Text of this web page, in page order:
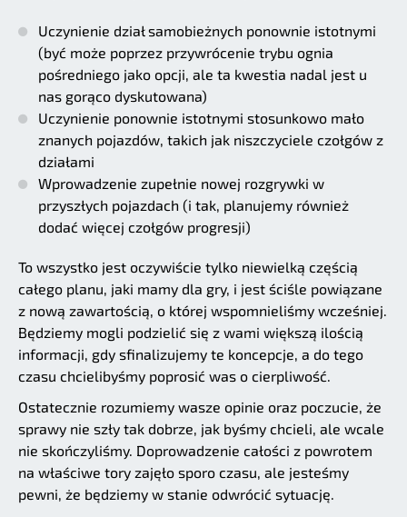
Uczynienie dział samobieżnych ponownie istotnymi
(być może poprzez przywrócenie trybu ognia
pośredniego jako opcji, ale ta kwestia nadal jest u
nas gorąco dyskutowana)
Uczynienie ponownie istotnymi stosunkowo mało
znanych pojazdów, takich jak niszczyciele czołgów z
działami
Wprowadzenie zupełnie nowej rozgrywki w
przyszłych pojazdach (i tak, planujemy również
dodać więcej czołgów progresji)
To wszystko jest oczywiście tylko niewielką częścią
całego planu, jaki mamy dla gry, i jest ściśle powiązane
z nową zawartością, o której wspomnieliśmy wcześniej.
Będziemy mogli podzielić się z wami większą ilością
informacji, gdy sfinalizujemy te koncepcje, a do tego
czasu chcielibyśmy poprosić was o cierpliwość.
Ostatecznie rozumiemy wasze opinie oraz poczucie, że
sprawy nie szły tak dobrze, jak byśmy chcieli, ale wcale
nie skończyliśmy. Doprowadzenie całości z powrotem
na właściwe tory zajęło sporo czasu, ale jesteśmy
pewni, że będziemy w stanie odwrócić sytuację.